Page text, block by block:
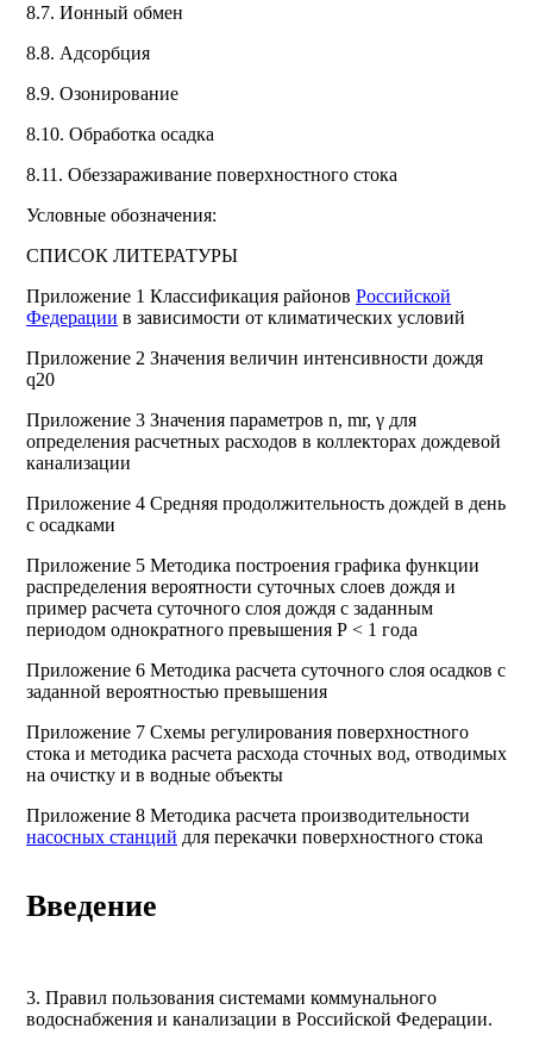
8.7. Ионный обмен
8.8. Адсорбция
8.9. Озонирование
8.10. Обработка осадка
8.11. Обеззараживание поверхностного стока
Условные обозначения:
СПИСОК ЛИТЕРАТУРЫ
Приложение 1 Классификация районов Российской
Федерации в зависимости от климатических условий
Приложение 2 Значения величин интенсивности дождя
q20
Приложение 3 Значения параметров n, mr, γ для
определения расчетных расходов в коллекторах дождевой
канализации
Приложение 4 Средняя продолжительность дождей в день
с осадками
Приложение 5 Методика построения графика функции
распределения вероятности суточных слоев дождя и
пример расчета суточного слоя дождя с заданным
периодом однократного превышения Р < 1 года
Приложение 6 Методика расчета суточного слоя осадков с
заданной вероятностью превышения
Приложение 7 Схемы регулирования поверхностного
стока и методика расчета расхода сточных вод, отводимых
на очистку и в водные объекты
Приложение 8 Методика расчета производительности
насосных станций для перекачки поверхностного стока
Введение
3. Правил пользования системами коммунального
водоснабжения и канализации в Российской Федерации.